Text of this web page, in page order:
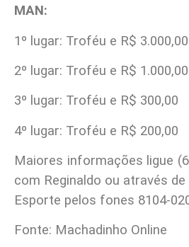
MAN:
1º lugar: Troféu e R$ 3.000,00
2º lugar: Troféu e R$ 1.000,00
3º lugar: Troféu e R$ 300,00
4º lugar: Troféu e R$ 200,00
Maiores informações ligue
com Reginaldo ou através
Esporte pelos fones 8104-
Fonte: Machadinho Online